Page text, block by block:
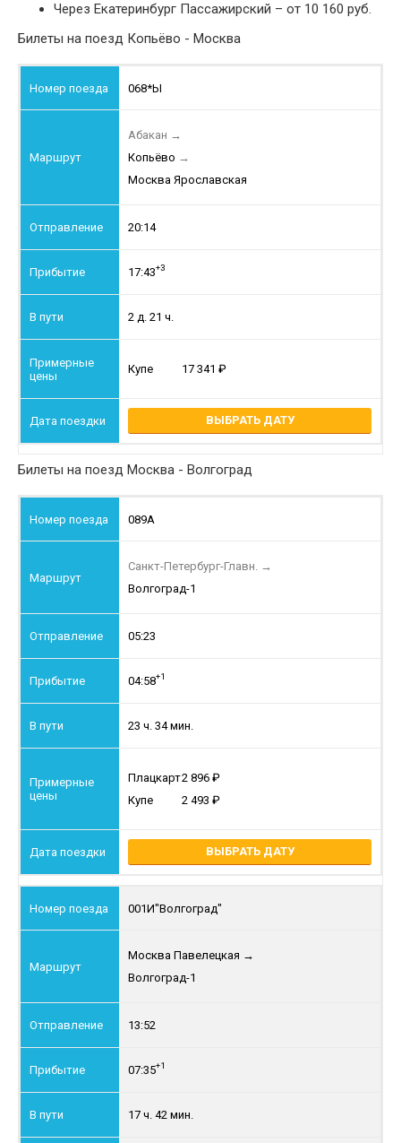
Через Екатеринбург Пассажирский – от 10 160 руб.
Билеты на поезд Копьёво - Москва
068*Ы
Абакан →
Копьёво →
Москва Ярославская
20:14
17:43+3
2 д. 21 ч.
Купе 17 341
ВЫБРАТЬ ДАТУ
Билеты на поезд Москва - Волгоград
089А
Санкт-Петербург-Главн. →
Волгоград-1
05:23
04:58+1
23 ч. 34 мин.
Плацкарт2 896
Купе
2 493
ВЫБРАТЬ ДАТУ
001И"Волгоград"
Москва Павелецкая →
Волгоград-1
13:52
07:35+1
17 ч. 42 мин.